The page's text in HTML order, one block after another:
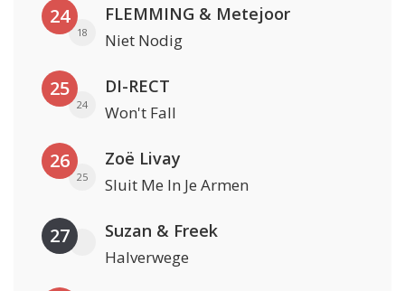
24
18
FLEMMING & Metejoor
Niet Nodig
25
24
DI-RECT
Won't Fall
26
25
Zoë Livay
Sluit Me In Je Armen
27 Suzan & Freek
Halverwege